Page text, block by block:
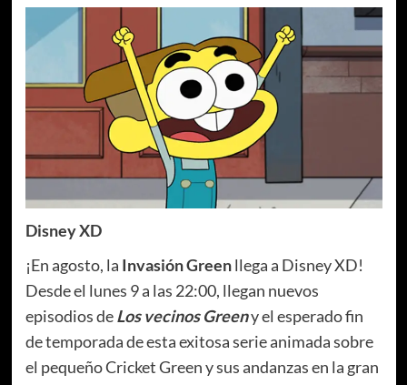
Disney XD
¡En agosto, la Invasión Greenllega a Disney XD!
Desde el lunes 9 a las 22:00, llegan nuevos
episodios deLos vecinos Greeny el esperado fin
de temporada de esta exitosa serie animada sobre
el pequeño Cricket Green y sus andanzas en la gran